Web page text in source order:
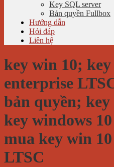
Key SQL server
Bản quyền Fullbox
Hướng dẫn
Hỏi đáp
Liên hệ
key win 10;
enterprise
bản quyền;
key windows
mua key win
LTSC